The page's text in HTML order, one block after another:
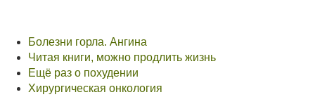
Болезни горла. Ангина
Читая книги, можно продлить жизнь
Ещё раз о похудении
Хирургическая онкология